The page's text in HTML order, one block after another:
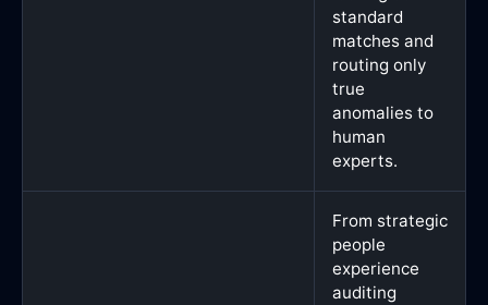
standard
matches and
routing only
true
anomalies to
human
experts.
From strategic
people
experience
auditing